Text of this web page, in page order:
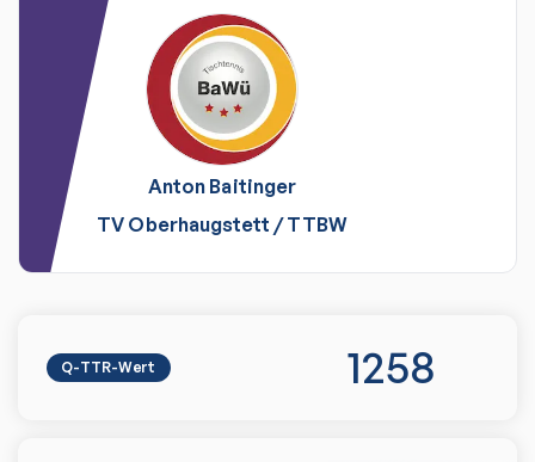
Anton Baitinger
TV Oberhaugstett /TTBW
Q-TTR-Wert 1258